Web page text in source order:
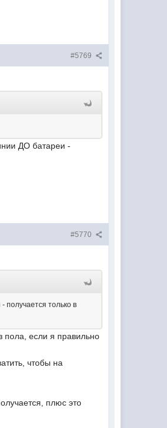
#5769
ДО батареи -
#5770
получается только в
пола, если я правильно
чтобы на
плюс это